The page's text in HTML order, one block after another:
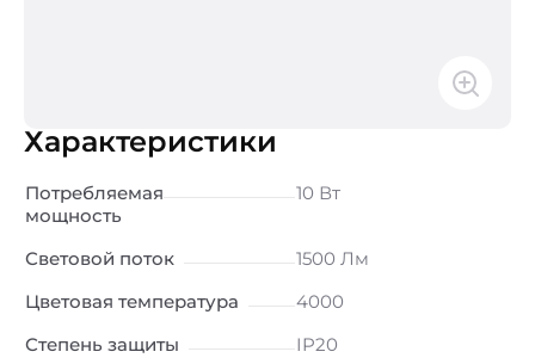
Характеристики
Потребляемая
мощность
10 Вт
Световой поток
1500 Лм
Цветовая температура
4000
Степень защиты
IP20